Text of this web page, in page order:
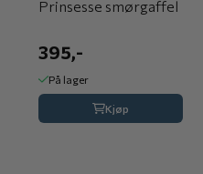
Prinsesse smørgaffel
395,-
På lager
Kjøp